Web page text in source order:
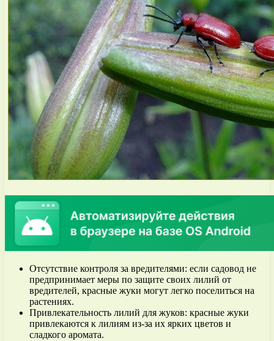
Отсутствие контроля за вредителями: если садовод не
предпринимает меры по защите своих лилий от
вредителей, красные жуки могут легко поселиться на
растениях.
Привлекательность лилий для жуков: красные жуки
привлекаются к лилиям из-за их ярких цветов и
сладкого аромата.